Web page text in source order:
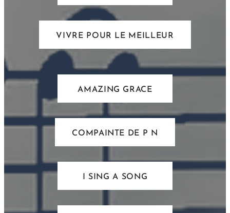
VIVRE POUR LE MEILLEUR
AMAZING GRACE
COMPAINTE DE P N
I SING A SONG